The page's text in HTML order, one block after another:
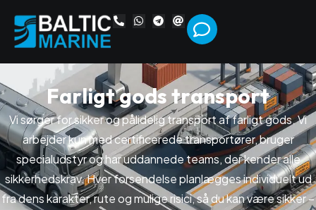
Farligtgodstransport
Vi sørger for sikker og pålidelig transport af farligt gods. Vi
arbejder kun med certificerede transportører, bruger
specialudstyr og har uddannede teams, der kender alle
sikkerhedskrav. Hver forsendelse planlægges individuelt ud
fra dens karakter, rute og mulige risici, så du kan være sikker –